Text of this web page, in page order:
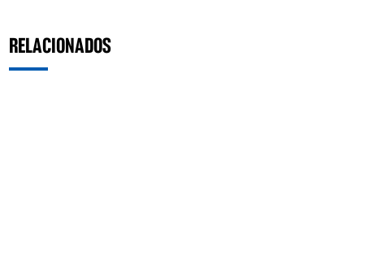
RELACIONADOS